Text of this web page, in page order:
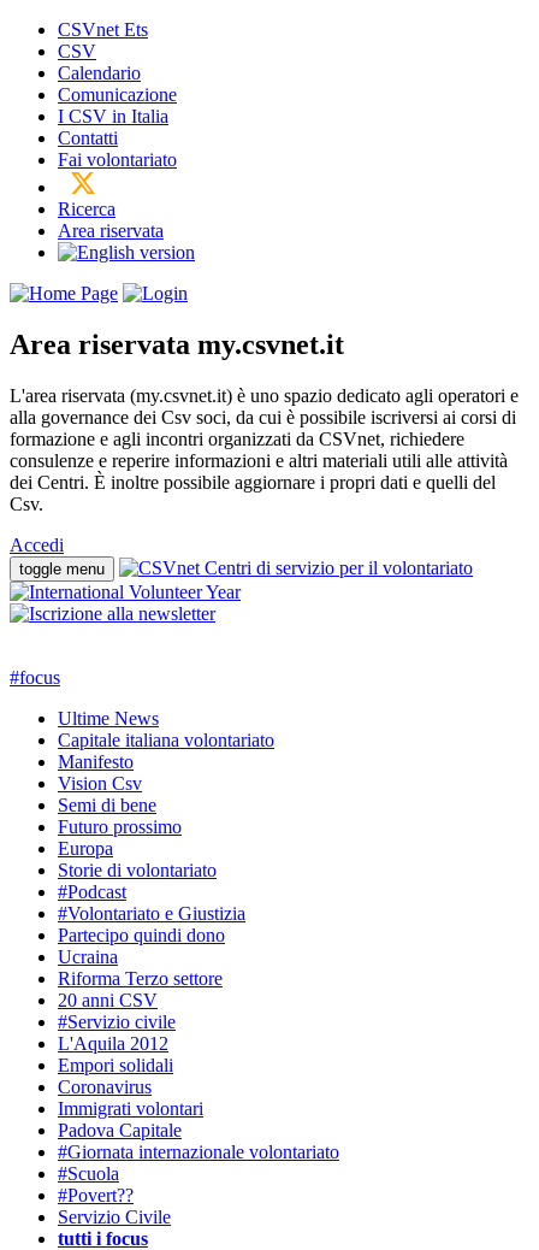
CSVnet Ets
CSV
Calendario
Comunicazione
I CSV in Italia
Contatti
Fai volontariato
Ricerca
Area riservata
Area riservata my.csvnet.it
L'area riservata (my.csvnet.it) è uno spazio dedicato agli operatori e
alla governance dei Csv soci, da cui è possibile iscriversi ai corsi di
formazione e agli incontri organizzati da CSVnet, richiedere
consulenze e reperire informazioni e altri materiali utili alle attività
dei Centri. È inoltre possibile aggiornare i propri dati e quelli del
Csv.
Accedi
toggle menu
#focus
Ultime News
Capitale italiana volontariato
Manifesto
Vision Csv
Semi di bene
Futuro prossimo
Europa
Storie di volontariato
#Podcast
#Volontariato e Giustizia
Partecipo quindi dono
Ucraina
Riforma Terzo settore
20 anni CSV
#Servizio civile
L'Aquila 2012
Empori solidali
Coronavirus
Immigrati volontari
Padova Capitale
#Giornata internazionale volontariato
#Scuola
#Povert??
Servizio Civile
tutti i focus